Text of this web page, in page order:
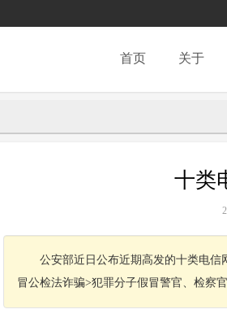
首页 关于
十类
公安部近日公布近期高发的十类电
冒公检法诈骗>犯罪分子假冒警官、检察